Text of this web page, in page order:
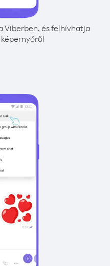
Viberben, és felhívhatja